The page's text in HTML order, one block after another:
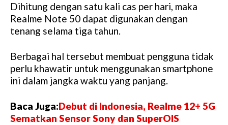
Dihitung dengan satu kali cas per hari, maka
Realme Note 50 dapat digunakan dengan
tenang selama tiga tahun.
Berbagai hal tersebut membuat pengguna tidak
perlu khawatir untuk menggunakan smartphone
ini dalam jangka waktu yang panjang.
Baca Juga:Debut di Indonesia, Realme 12+ 5G
Sematkan Sensor Sony dan SuperOIS